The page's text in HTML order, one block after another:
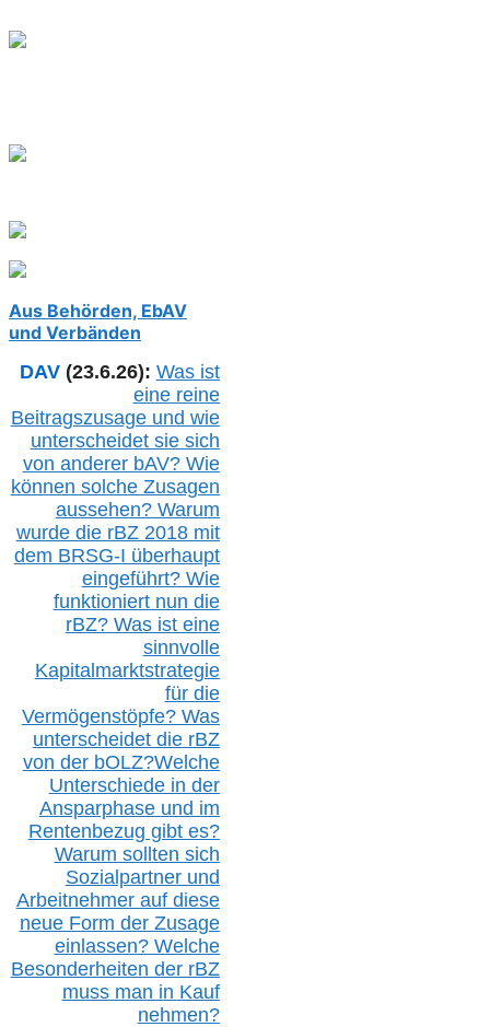
Aus Behörden, EbAV
und Verbänden
DAV (23.6.26): Was ist
eine reine
Beitragszusage und wie
unterscheidet sie sich
von anderer bAV? Wie
können solche Zusagen
aussehen? Warum
wurde die rBZ2018 mit
dem BRSG-I überhaupt
eingeführt? Wie
funktioniert nun die
rBZ? Was ist eine
sinnvolle
Kapitalmarktstrategie
für die
Vermögenstöpfe? Was
unterscheidet die rBZ
von der bOLZ?Welche
Unterschiede in der
Ansparphase und im
Rentenbezug gibt es?
Warum sollten sich
Sozialpartner und
Arbeitnehmer auf diese
neue Form der Zusage
einlassen? Welche
Besonderheiten der rBZ
muss man in Kauf
nehmen?